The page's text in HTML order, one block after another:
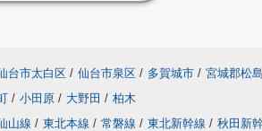
台市太白区 / 仙台市泉区 / 多賀城市 / 宮城郡松
/ 小田原 / 大野田 / 柏木
山線 / 東北本線 / 常磐線 / 東北新幹線 / 秋田新